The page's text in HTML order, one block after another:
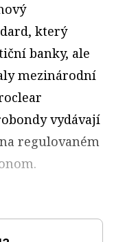
který
banky, ale
mezinárodní
vydávají
regulovaném